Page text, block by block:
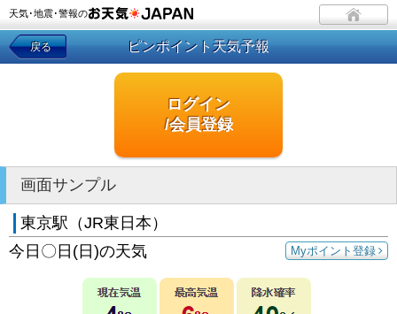
天気･地震･警報の
戻る ピンポイント天気予報
ログイン
/会員登録
画面サンプル
東京駅（JR東日本）
Myポイント登録
今日〇日(日)の天気